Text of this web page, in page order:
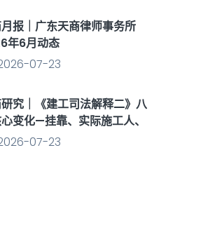
报｜广东天商律师事务所
年6月动态
07-23
究｜《建工司法解释二》八
变化—挂靠、实际施工人、
偿权全面重构
07-23